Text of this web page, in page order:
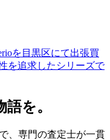
を目黒区にて出張買
を追求したシリーズで
を。
、専門の査定士が一貫